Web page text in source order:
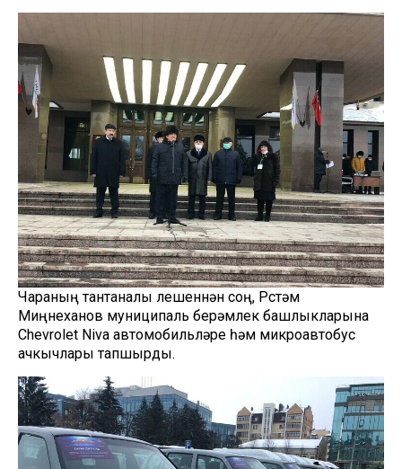
Чараның тантаналы өлешеннән соң, Рөстәм
Миңнеханов муниципаль берәмлек башлыкларына
Chevrolet Niva автомобильләре һәм микроавтобус
ачкычлары тапшырды.